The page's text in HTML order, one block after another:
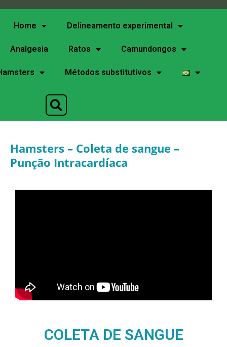
Home Delineamento experimental
Analgesia Ratos Camundongos
Métodos substitutivos
Hamsters – Coleta de sangue –
Punção Intracardíaca
COLETA DE SANGUE